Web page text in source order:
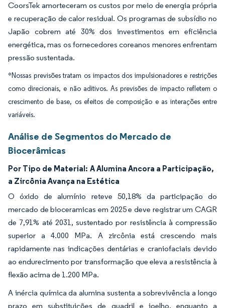
CoorsTek amorteceram os custos por meio de energia própria
e recuperação de calor residual. Os programas de subsídio no
Japão cobrem até 30% dos investimentos em eficiência
energética, mas os fornecedores coreanos menores enfrentam
pressão sustentada.
*Nossas previsões tratam os impactos dos impulsionadores e restrições
como direcionais, e não aditivos. As previsões de impacto refletem o
crescimento de base, os efeitos de composição e as interações entre
variáveis.
Análise de Segmentos do Mercado de
Biocerâmicas
Por Tipo de Material: A Alumina Ancora a Participação,
a Zircônia Avança na Estética
O óxido de alumínio reteve 50,18% da participação do
mercado de bioceramicas em 2025 e deve registrar um CAGR
de 7,91% até 2031, sustentado por resistência à compressão
superior a 4.000 MPa. A zircônia está crescendo mais
rapidamente nas indicações dentárias e craniofaciais devido
ao endurecimento por transformação que eleva a resistência à
flexão acima de 1.200 MPa.
A inércia química da alumina sustenta a sobrevivência a longo
prazo em substituições de quadril e joelho, enquanto a